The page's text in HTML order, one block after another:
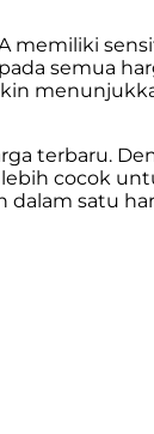
memiliki
semua
terbaru.
cocok
dalam satu